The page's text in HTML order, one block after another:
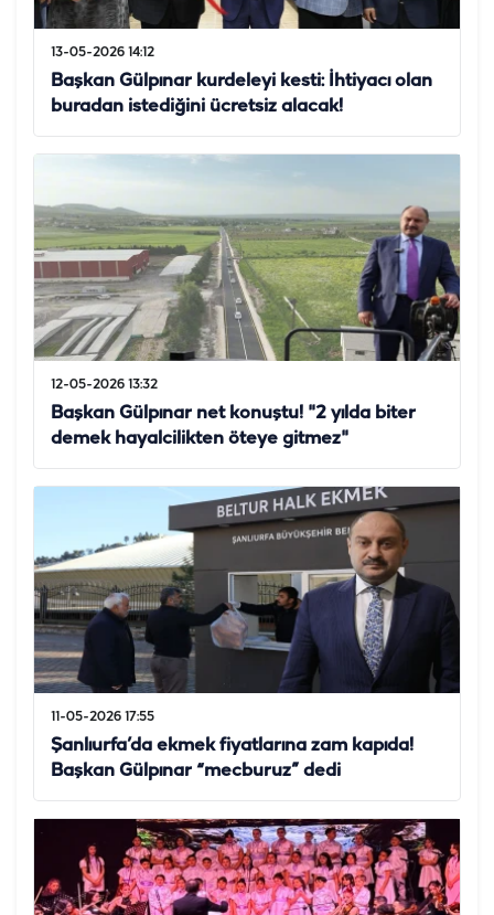
13-05-2026 14:12
Başkan Gülpınar kurdeleyi kesti: İhtiyacı olan
buradan istediğini ücretsiz alacak!
12-05-2026 13:32
Başkan Gülpınar net konuştu! "2 yılda biter
demek hayalcilikten öteye gitmez"
11-05-2026 17:55
Şanlıurfa’da ekmek fiyatlarına zam kapıda!
Başkan Gülpınar “mecburuz” dedi